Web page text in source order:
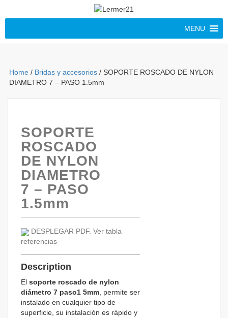
MENU
Home / Bridas y accesorios / SOPORTE ROSCADO DE NYLON
DIAMETRO 7 – PASO 1.5mm
SOPORTE
ROSCADO
DE NYLON
DIAMETRO
7 – PASO
1.5mm
DESPLEGAR PDF. Ver tabla
referencias
Description
El soporte roscado de nylon
diámetro 7 paso1 5mm, permite ser
instalado en cualquier tipo de
superficie, su instalación es rápido y